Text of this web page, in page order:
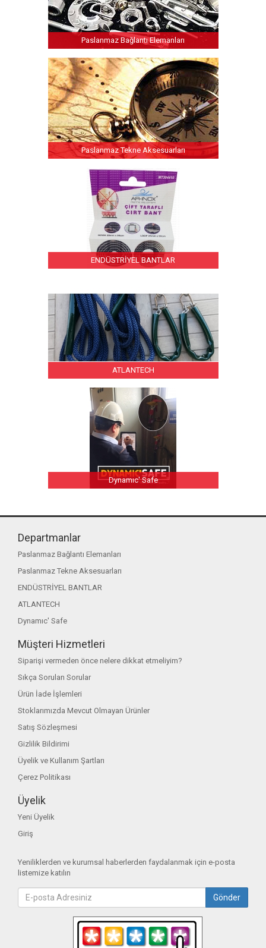
Paslanmaz Bağlantı Elemanları
Paslanmaz Tekne Aksesuarları
ENDÜSTRİYEL BANTLAR
ATLANTECH
Dynamıc' Safe
Departmanlar
Paslanmaz Bağlantı Elemanları
Paslanmaz Tekne Aksesuarları
ENDÜSTRİYEL BANTLAR
ATLANTECH
Dynamıc' Safe
Müşteri Hizmetleri
Siparişi vermeden önce nelere dikkat etmeliyim?
Sıkça Sorulan Sorular
Ürün İade İşlemleri
Stoklarımızda Mevcut Olmayan Ürünler
Satış Sözleşmesi
Gizlilik Bildirimi
Üyelik ve Kullanım Şartları
Çerez Politikası
Üyelik
Yeni Üyelik
Giriş
Yeniliklerden ve kurumsal haberlerden faydalanmak için e-posta
listemize katılın